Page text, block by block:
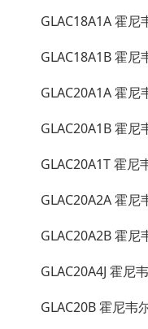
GLAC18A1A 霍尼
GLAC18A1B 霍尼
GLAC20A1A 霍尼
GLAC20A1B 霍尼
GLAC20A1T 霍尼
GLAC20A2A 霍尼
GLAC20A2B 霍尼
GLAC20A4J 霍尼
GLAC20B 霍尼韦